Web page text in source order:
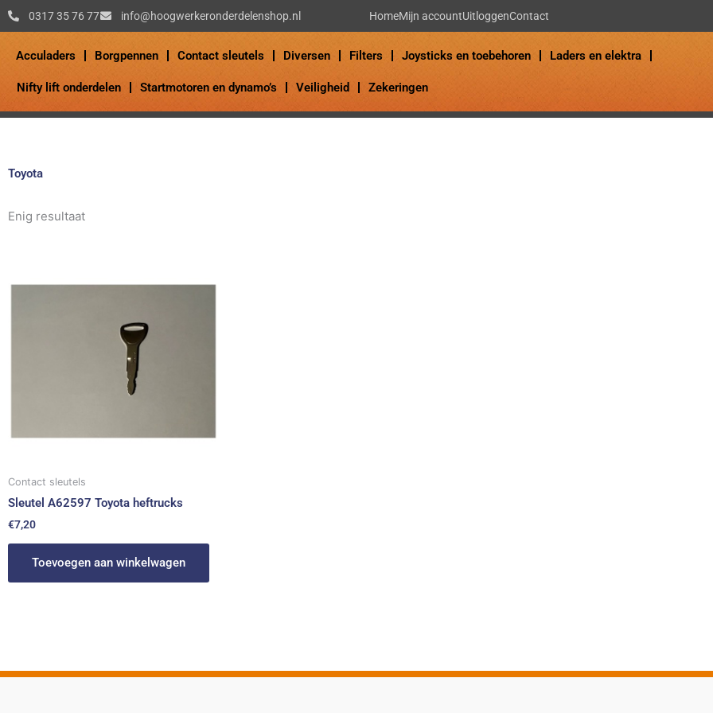
Ga
0317 35 76 77 info@hoogwerkeronderdelenshop.nl HomeMijn accountUitloggenContact
Acculaders Borgpennen Contact sleutels Diversen Filters Joysticks en toebehoren Laders en elektra
Nifty lift onderdelen Startmotoren en dynamo’s Veiligheid Zekeringen
Toyota
Enig resultaat
Contact sleutels
Sleutel A62597 Toyota heftrucks
€7,20
Toevoegen aan winkelwagen